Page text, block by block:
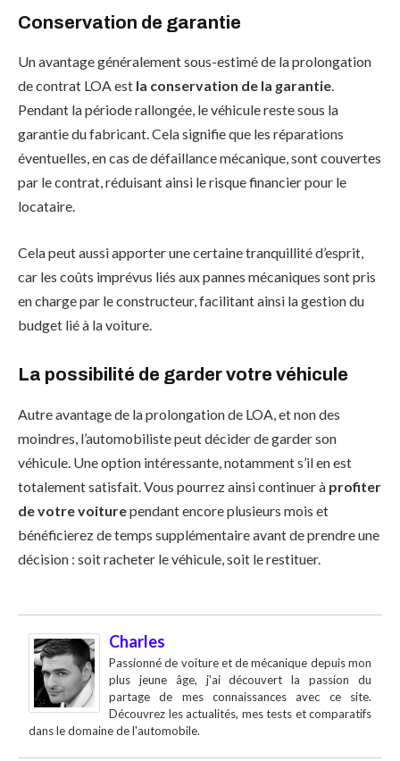
Conservation de garantie
Un avantage généralement sous-estimé de la prolongation
de contrat LOA est la conservation de la garantie.
Pendant la période rallongée, le véhicule reste sous la
garantie du fabricant. Cela signifie que les réparations
éventuelles, en cas de défaillance mécanique, sont couvertes
par le contrat, réduisant ainsi le risque financier pour le
locataire.
Cela peut aussi apporter une certaine tranquillité d’esprit,
car les coûts imprévus liés aux pannes mécaniques sont pris
en charge par le constructeur, facilitant ainsi la gestion du
budget lié à la voiture.
La possibilité de garder votre véhicule
Autre avantage de la prolongation de LOA, et non des
moindres, l’automobiliste peut décider de garder son
véhicule. Une option intéressante, notamment s’il en est
totalement satisfait. Vous pourrez ainsi continuer à profiter
de votre voiturependant encore plusieurs mois et
bénéficierez de temps supplémentaire avant de prendre une
décision : soit racheter le véhicule, soit le restituer.
Charles
Passionné de voiture et de mécanique depuis mon
plus jeune âge, j'ai découvert la passion du
partage de mes connaissances avec ce site.
Découvrez les actualités, mes tests et comparatifs
dans le domaine de l'automobile.